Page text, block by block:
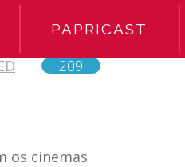
PAPRICAST
209
os cinemas